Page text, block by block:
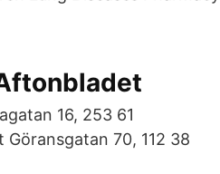
16, 253 61
70, 112 38